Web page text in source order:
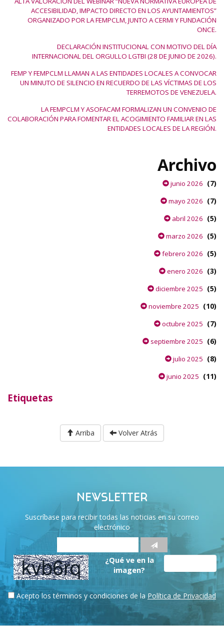
ACCESIBILIDAD, IMPACTO DIRECTO EN LOS AYUNTAMIENTOS”
ORGANIZADO POR LA FEMPCLM, JUNTO A CERMI Y FUNDACIÓN
ONCE.
DECLARACIÓN INSTITUCIONAL CON MOTIVO DEL DÍA
INTERNACIONAL DEL ORGULLO LGTBI (28 DE JUNIO DE 2026).
FEMP Y FEMPCLM LLAMAN A LAS ENTIDADES LOCALES A CONVOCAR
UN MINUTO DE SILENCIO EN RECUERDO DE LAS VÍCTIMAS DE LOS
TERREMOTOS DE VENEZUELA.
LA FEMPCLM Y ASOFACAM FORMALIZAN UN CONVENIO DE
COLABORACIÓN PARA FOMENTAR EL ACOGIMIENTO FAMILIAR EN LAS
ENTIDADES LOCALES DE LA REGIÓN.
Archivo
junio 2026 (7)
mayo 2026 (7)
abril 2026 (5)
marzo 2026 (5)
febrero 2026 (5)
enero 2026 (3)
diciembre 2025 (5)
noviembre 2025 (10)
octubre 2025 (7)
septiembre 2025 (6)
julio 2025 (8)
junio 2025 (11)
Etiquetas
Arriba Volver Atrás
NEWSLETTER
Suscríbase para recibir todas las noticias en su correo
electrónico
¿Qué ve en la
imagen?
Acepto los términos y condiciones de la Política de Privacidad